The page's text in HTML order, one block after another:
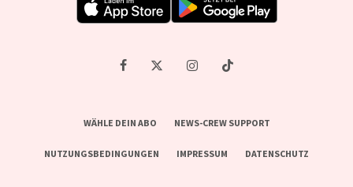
WÄHLE DEIN ABO NEWS-CREW SUPPORT
NUTZUNGSBEDINGUNGEN IMPRESSUM DATENSCHUTZ